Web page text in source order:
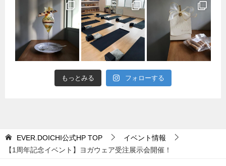
もっとみる フォローする
EVER.DOICHI公式HP TOP
イベント情報
【1周年記念イベント】ヨガウェア受注展示会開催！